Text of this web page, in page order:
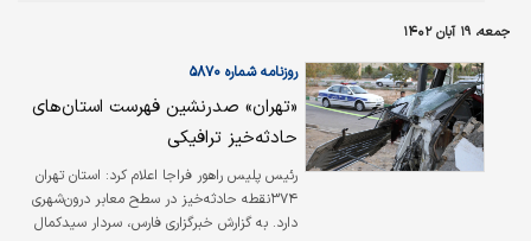
جمعه، ۱۹ آبان ۱۴۰۲
روزنامه شماره ۵۸۷۰
«تهران» صدرنشین فهرست استان‌‌‌های
حادثه‌‌‌خیز ترافیکی
رئیس پلیس راهور فراجا اعلام کرد: استان تهران
۳۷۴نقطه حادثه‌خیز در سطح معابر درون‌شهری
دارد. به گزارش خبرگزاری فارس، سردار سیدکمال